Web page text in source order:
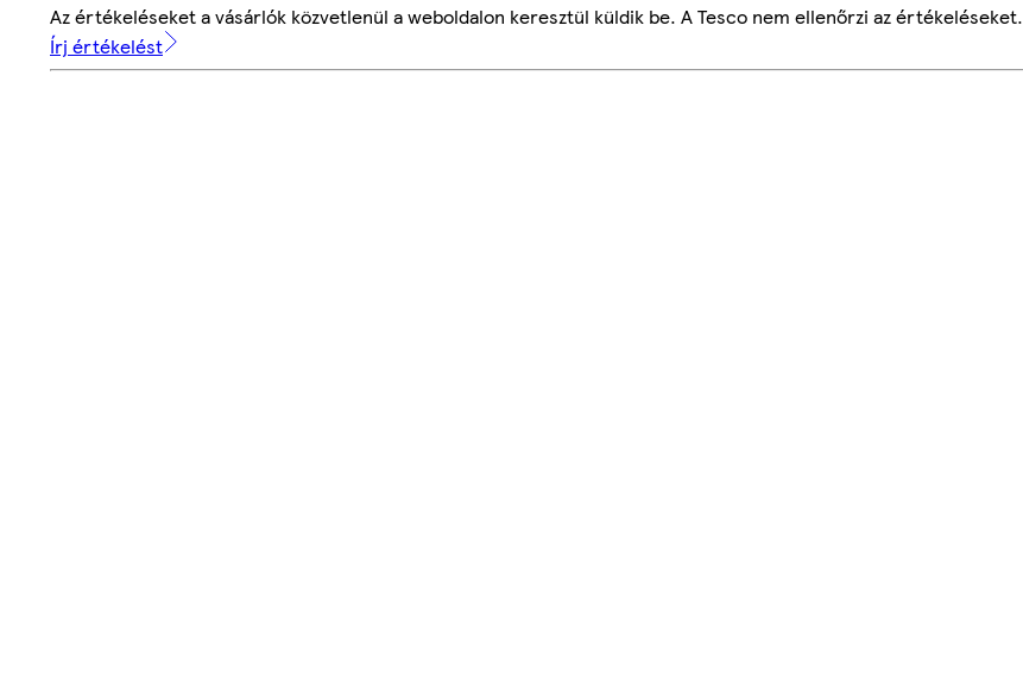
Az értékeléseket a vásárlók közvetlenül a weboldalon keresztül küldik be. A Tesco nem ellenőrzi az értékeléseket.
Írj értékelést